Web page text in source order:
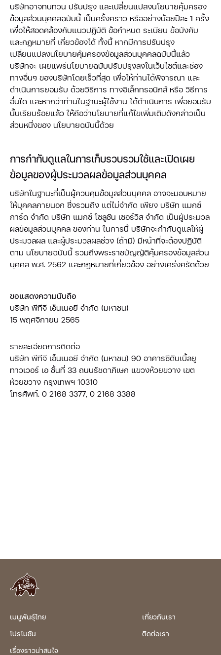
บริษัทอาจทบทวน ปรับปรุง และเปลี่ยนแปลงนโยบายคุ้มครอง
ข้อมูลส่วนบุคคลฉบับนี้ เป็นครั้งคราว หรืออย่างน้อยปีละ 1 ครั้ง
เพื่อให้สอดคล้องกับแนวปฏิบัติ ข้อกำหนด ระเบียบ ข้อบังคับ
และกฏหมายที่ เกี่ยวข้องได้ ทั้งนี้ หากมีการปรับปรุง
เปลี่ยนแปลงนโยบายคุ้มครองข้อมูลส่วนบุคคลฉบับนี้แล้ว
บริษัทจะ เผยแพร่นโยบายฉบับปรับปรุงลงในเว็บไซต์และช่อง
ทางอื่นๆ ของบริษัทโดยเร็วที่สุด เพื่อให้ท่านได้พิจารณา และ
ดำเนินการยอมรับ ด้วยวิธีการ ทางอิเล็กทรอนิกส์ หรือ วิธีการ
อื่นใด และหากว่าท่านในฐานะผู้ใช้งาน ได้ดำเนินการ เพื่อยอมรับ
นั้นเรียบร้อยแล้ว ให้ถือว่านโยบายที่แก้ไขเพิ่มเติมดังกล่าวเป็น
ส่วนหนึ่งของ นโยบายฉบับนี้ด้วย
การกำกับดูแลในการเก็บรวบรวมใช้และเปิดเผย
ข้อมูลของผู้ประมวลผลข้อมูลส่วนบุคคล
บริษัทในฐานะที่เป็นผู้ควบคุมข้อมูลส่วนบุคคล อาจจะมอบหมาย
ให้บุคคลภายนอก ซึ่งรวมถึง แต่ไม่จำกัด เพียง บริษัท แมกซ์
การ์ด จำกัด บริษัท แมกซ์ โซลูชัน เซอร์วิส จำกัด เป็นผู้ประมวล
ผลข้อมูลส่วนบุคคล ของท่าน ในการนี้ บริษัทจะกำกับดูแลให้ผู้
ประมวลผล และผู้ประมวลผลช่วง (ถ้ามี) มีหน้าที่จะต้องปฏิบัติ
ตาม นโยบายฉบับนี้ รวมถึงพระราชบัญญัติคุ้มครองข้อมูลส่วน
บุคคล พ.ศ. 2562 และกฎหมายที่เกี่ยวข้อง อย่างเคร่งครัดด้วย
ขอแสดงความนับถือ
บริษัท พีทีจี เอ็นเนอยี จำกัด (มหาชน)
15 พฤศจิกายน 2565
รายละเอียดการติดต่อ
บริษัท พีทีจี เอ็นเนอยี จำกัด (มหาชน) 90 อาคารซีดับเบิ้ลยู
ทาวเวอร์ เอ ชั้นที่ 33 ถนนรัชดาภิเษก แขวงห้วยขวาง เขต
ห้วยขวาง กรุงเทพฯ 10310
โทรศัพท์. 0 2168 3377, 0 2168 3388
เมนูพันธุ์ไทย
โปรโมชัน
เรื่องราวน่าสนใจ
เกี่ยวกับเรา
ติดต่อเรา